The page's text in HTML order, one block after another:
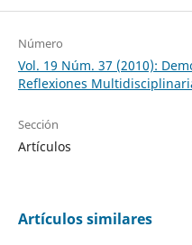
Número
Vol. 19 Núm. 37 (2010):
Reflexiones
Sección
Artículos
Artículos similares